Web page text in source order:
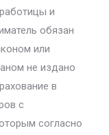
и
обязан
или
не издано
в
с
согласно